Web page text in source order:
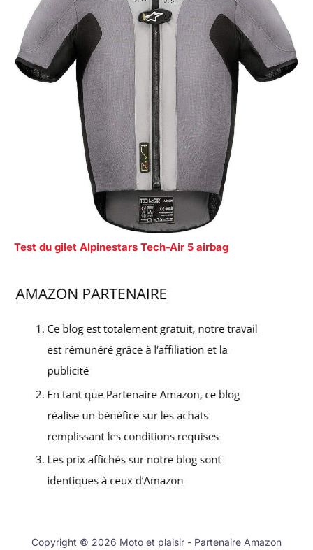
Test du gilet Alpinestars Tech-Air 5 airbag
Copyright © 2026 Moto et plaisir - Partenaire Amazon